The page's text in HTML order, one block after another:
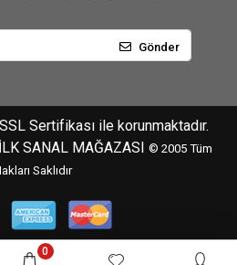
Gönder
Sertifikası ile korunmaktadır.
SANAL MAĞAZASI
© 2005 Tüm
Saklıdır
0